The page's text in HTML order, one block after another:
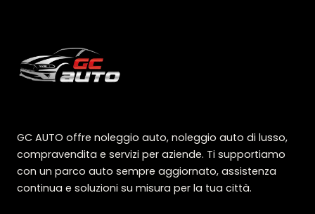
GC AUTO offre noleggio auto, noleggio auto di lusso,
compravendita e servizi per aziende. Ti supportiamo
con un parco auto sempre aggiornato, assistenza
continua e soluzioni su misura per la tua città.